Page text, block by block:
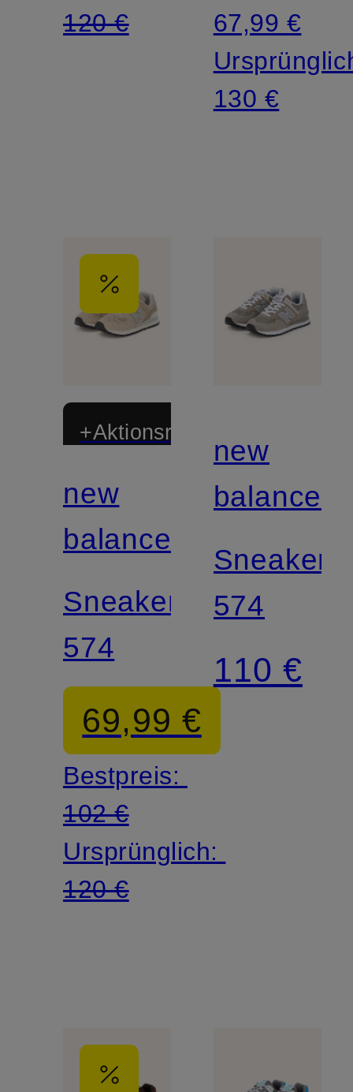
120 €
67,99 €
130 €
+Aktionsrabatt
new
balance
Sneaker
574
69,99 €
Bestpreis:
102 €
Ursprünglich:
120 €
new
balance
Sneaker
574
110 €